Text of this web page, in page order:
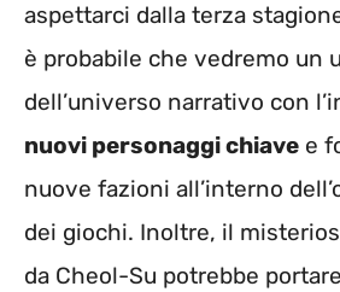
aspettarci dalla terza
è probabile che vedremo un
dell’universo narrativo con
nuovi personaggi chiave e
nuove fazioni all’interno
dei giochi. Inoltre, il
da Cheol-Su potrebbe